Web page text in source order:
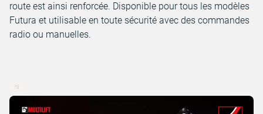
route est ainsi renforcée. Disponible pour tous les modèles
Futura et utilisable en toute sécurité avec des commandes
radio ou manuelles.